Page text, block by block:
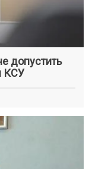
допустить
КСУ